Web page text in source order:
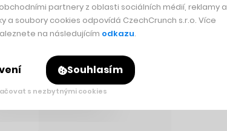
v
partnery z oblasti sociálních médií, reklamy a
a soubory cookies odpovídá CzechCrunch s.r.o. Více
na následujícím odkazu.
Souhlasím
s nezbytnými cookies